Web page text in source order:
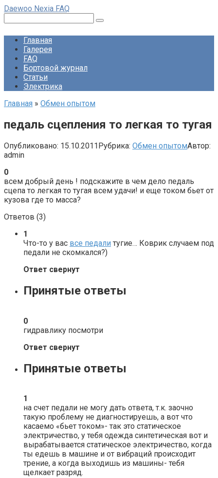
Перейти
контенту
Daewoo Nexia FAQ
Главная
Галерея
FAQ
Бортовой журнал
Статьи
Электрика
Главная » Обмен опытом
педаль сцепления то легкая то тугая
Опубликовано: 15.10.2011Рубрика: Обмен опытомАвтор:
admin
0
всем добрый день ! подскажите в чем дело педаль
сцепа то легкая то тугая всем удачи! и еще током бьет от
кузова где то масса?
Ответов (3)
1
Что-то у вас все педали тугие… Коврик случаем под
педали не скомкался?)
Ответ свернут
Принятые ответы
0
гидравлику посмотри
Ответ свернут
Принятые ответы
1
на счет педали не могу дать ответа, т.к. заочно
такую проблему не диагностируешь, а вот что
касаемо «бьет током»- так это статическое
электричество, у тебя одежда синтетическая вот и
вырабатывается статическое электричество, когда
ты едешь в машине и от вибраций происходит
трение, а когда выходишь из машины- тебя
щелкает разряд.